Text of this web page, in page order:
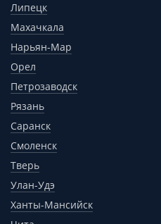
Липецк
Махачкала
Нарьян-Мар
Орел
Петрозаводск
Рязань
Саранск
Смоленск
Тверь
Улан-Удэ
Ханты-Мансийск